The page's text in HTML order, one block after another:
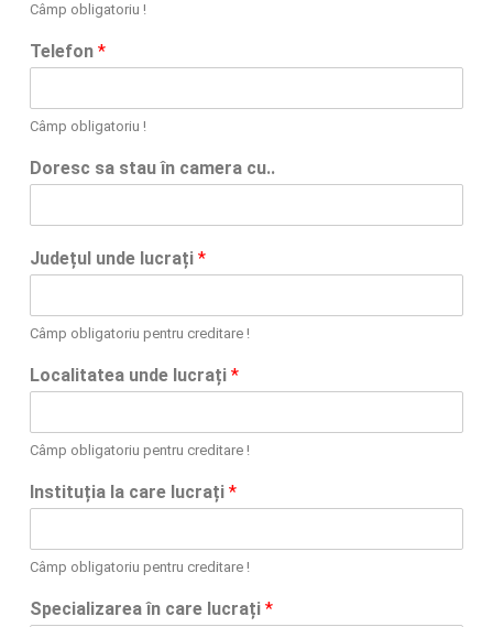
Câmp obligatoriu !
Telefon *
Câmp obligatoriu !
Doresc sa stau în camera cu..
Județul unde lucrați *
Câmp obligatoriu pentru creditare !
Localitatea unde lucrați *
Câmp obligatoriu pentru creditare !
Instituția la care lucrați *
Câmp obligatoriu pentru creditare !
Specializarea în care lucrați *